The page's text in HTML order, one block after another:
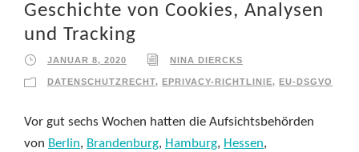
Geschichte von Cookies, Analysen
und Tracking
JANUAR 8, 2020 NINA DIERCKS
DATENSCHUTZRECHT, EPRIVACY-RICHTLINIE, EU-DSGVO
Vor gut sechs Wochen hatten die Aufsichtsbehörden
von Berlin, Brandenburg, Hamburg, Hessen,